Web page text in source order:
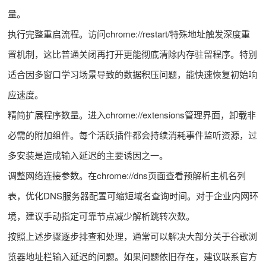
量。
执行完整重启流程。访问chrome://restart/特殊地址触发深度重
置机制，这比普通关闭再打开更能彻底清除内存驻留程序。特别
适合因多窗口学习场景导致的数据积压问题，能快速恢复初始响
应速度。
精简扩展程序数量。进入chrome://extensions管理界面，卸载非
必需的附加组件。每个活跃插件都会持续消耗事件监听资源，过
多安装是造成输入延迟的主要诱因之一。
调整网络连接参数。在chrome://dns页面查看预解析主机名列
表，优化DNS服务器配置可缩短域名查询时间。对于企业内网环
境，建议手动指定可靠节点减少解析跳转次数。
按照上述步骤逐步排查和处理，通常可以解决大部分关于谷歌浏
览器地址栏输入延迟的问题。如果问题依旧存在，建议联系官方